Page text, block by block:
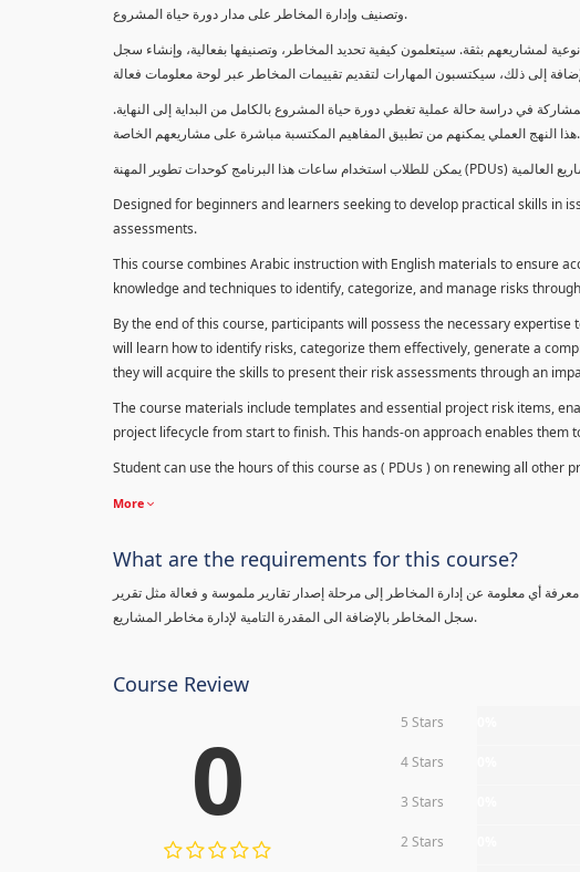
وتصنيف وإدارة المخاطر على مدار دورة حياة المشروع.
لمشاريعهم بثقة. سيتعلمون كيفية تحديد المخاطر، وتصنيفها بفعالية، وإنشاء سجل
في دراسة حالة عملية تغطي دورة حياة المشروع بالكامل من البداية إلى النهاية.
هذا النهج العملي يمكنهم من تطبيق المفاهيم المكتسبة مباشرة على مشاريعهم الخاصة.
Designed for beginners and learners seeking to develop practical skills in
assessments.
This course combines Arabic instruction with English materials to ensure
knowledge and techniques to identify, categorize, and manage risks
By the end of this course, participants will possess the necessary
will learn how to identify risks, categorize them effectively, generate a
they will acquire the skills to present their risk assessments through an
The course materials include templates and essential project risk items,
project lifecycle from start to finish. This hands-on approach enables
Student can use the hours of this course as ( PDUs ) on renewing all other
More
What are the requirements for this course?
عدم معرفة أي معلومة عن إدارة المخاطر إلى مرحلة إصدار تقارير ملموسة و فعالة مثل تقرير
سجل المخاطر بالإضافة الى المقدرة التامية لإدارة مخاطر المشاريع.
Course Review
0 5 Stars
4 Stars
3 Stars
2 Stars